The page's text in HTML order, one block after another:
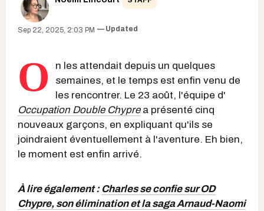
Sep 22, 2025, 2:03 PM Updated
O
n les attendait depuis un quelques
semaines, et le temps est enfin venu de
les rencontrer. Le 23 août, l'équipe d'
Occupation Double Chypre a présenté cinq
nouveaux garçons, en expliquant qu'ils se
joindraient éventuellement à l'aventure. Eh bien,
le moment est enfin arrivé.
À lire également : Charles se confie sur OD
Chypre, son élimination et la saga Arnaud-Naomi